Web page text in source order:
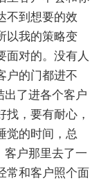
不到想要的效
以我的策略变
面对的。没有人
户的门都进不
出了进各个客户
，要有耐心，
觉的时间，总
客户那里去了一
常和客户照个面